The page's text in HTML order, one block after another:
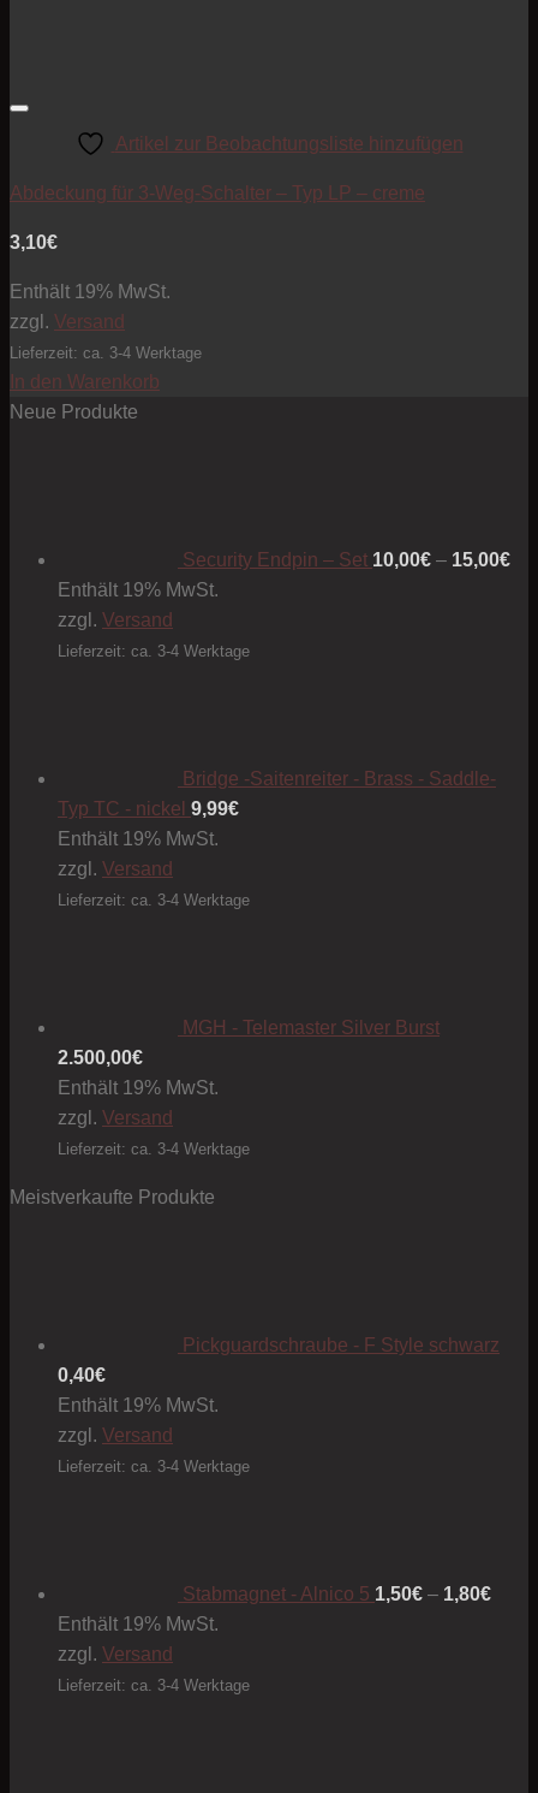
Artikel zur Beobachtungsliste hinzufügen
Abdeckung für 3-Weg-Schalter – Typ LP – creme
3,10€
Enthält 19% MwSt.
zzgl. Versand
Lieferzeit: ca. 3-4 Werktage
In den Warenkorb
Neue Produkte
Security Endpin – Set 10,00€ – 15,00€
Enthält 19% MwSt.
zzgl. Versand
Lieferzeit: ca. 3-4 Werktage
Bridge -Saitenreiter - Brass - Saddle-
Typ TC - nickel 9,99€
Enthält 19% MwSt.
zzgl. Versand
Lieferzeit: ca. 3-4 Werktage
MGH - Telemaster Silver Burst
2.500,00€
Enthält 19% MwSt.
zzgl. Versand
Lieferzeit: ca. 3-4 Werktage
Meistverkaufte Produkte
Pickguardschraube - F Style schwarz
0,40€
Enthält 19% MwSt.
zzgl. Versand
Lieferzeit: ca. 3-4 Werktage
Stabmagnet - Alnico 5 1,50€ – 1,80€1,80€
Enthält 19% MwSt.
zzgl. Versand
Lieferzeit: ca. 3-4 Werktage